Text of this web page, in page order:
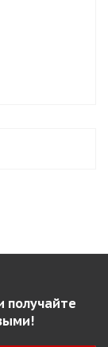
получайте